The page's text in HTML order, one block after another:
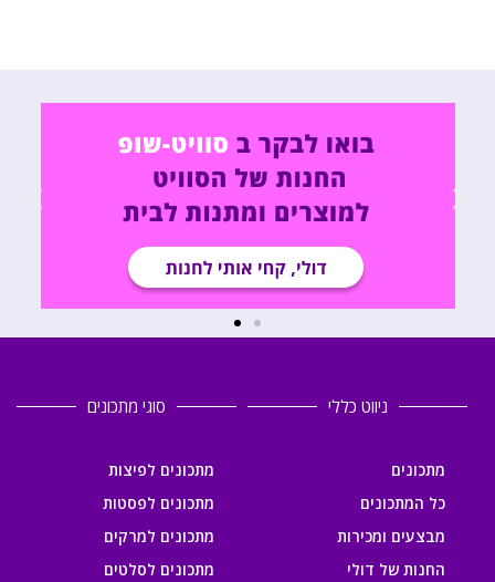
ניווט כללי
מתכונים
כל המתכונים
מבצעים ומכירות
החנות של דולי
סוגי מתכונים
מתכונים לפיצות
מתכונים לפסטות
מתכונים למרקים
מתכונים לסלטים